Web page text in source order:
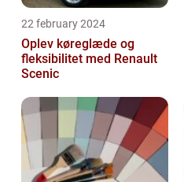
22 february 2024
Oplev køreglæde og
fleksibilitet med Renault
Scenic